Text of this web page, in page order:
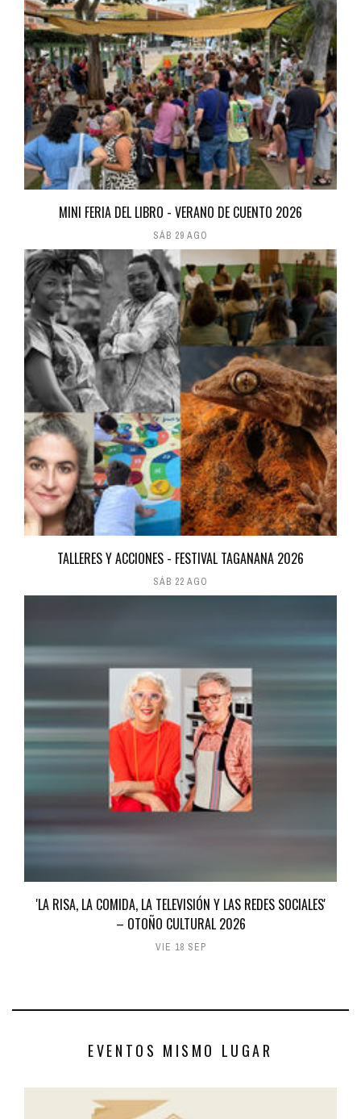
MINI FERIA DEL LIBRO - VERANO DE CUENTO 2026
SÁB 29 AGO
TALLERES Y ACCIONES - FESTIVAL TAGANANA 2026
SÁB 22 AGO
'LA RISA, LA COMIDA, LA TELEVISIÓN Y LAS REDES SOCIALES'
– OTOÑO CULTURAL 2026
VIE 18 SEP
EVENTOS MISMO LUGAR